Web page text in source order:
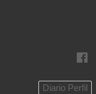
Diario Perfil